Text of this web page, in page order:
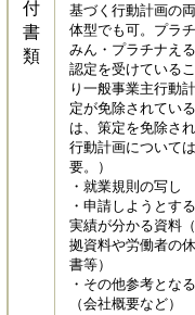
付
書
類
基づく行動計画の
体型でも可。プラ
みん・プラチナえ
認定を受けている
り一般事業主行動
定が免除されてい
は、策定を免除さ
行動計画について
要。）
・就業規則の写し
・申請しようとす
実績が分かる資料
拠資料や労働者の
書等）
・その他参考とな
（会社概要など）​